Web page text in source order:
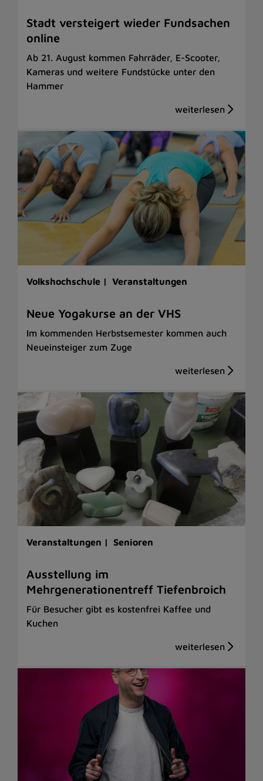
Stadt versteigert wieder Fundsachen
online
Ab 21. August kommen Fahrräder, E-Scooter,
Kameras und weitere Fundstücke unter den
Hammer
Volkshochschule | Veranstaltungen
Neue Yogakurse an der VHS
Im kommenden Herbstsemester kommen auch
Neueinsteiger zum Zuge
Veranstaltungen | Senioren
Ausstellung im
Mehrgenerationentreff Tiefenbroich
Für Besucher gibt es kostenfrei Kaffee und
Kuchen